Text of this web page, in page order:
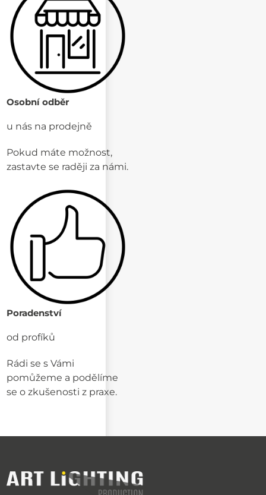
Osobní odběr
u nás na prodejně
Pokud máte možnost,
zastavte se raději za námi.
Poradenství
od profíků
Rádi se s Vámi
pomůžeme a podělíme
se o zkušenosti z praxe.